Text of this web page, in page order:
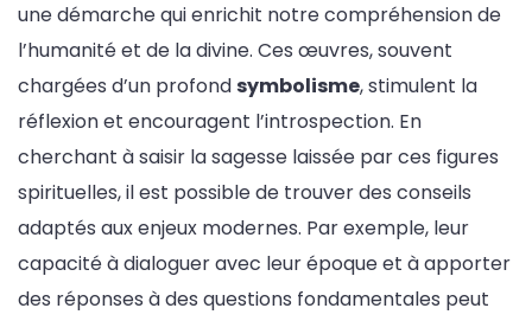
une démarche qui enrichit notre compréhension de
l’humanité et de la divine. Ces œuvres, souvent
chargées d’un profond symbolisme, stimulent la
réflexion et encouragent l’introspection. En
cherchant à saisir la sagesse laissée par ces figures
spirituelles, il est possible de trouver des conseils
adaptés aux enjeux modernes. Par exemple, leur
capacité à dialoguer avec leur époque et à apporter
des réponses à des questions fondamentales peut